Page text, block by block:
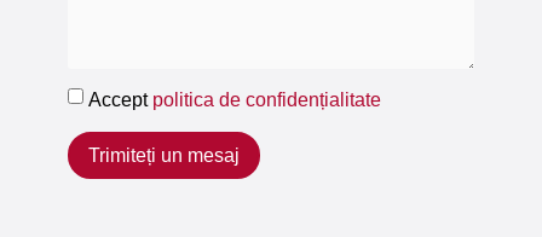
Accept politica de confidențialitate
Trimiteți un mesaj